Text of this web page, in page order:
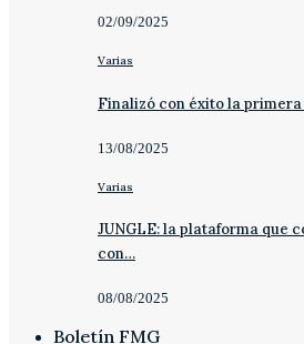
02/09/2025
Varias
Finalizó con éxito la
13/08/2025
Varias
JUNGLE: la plataforma que
con…
08/08/2025
Boletín FMG